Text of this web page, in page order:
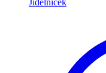
Jídelníček